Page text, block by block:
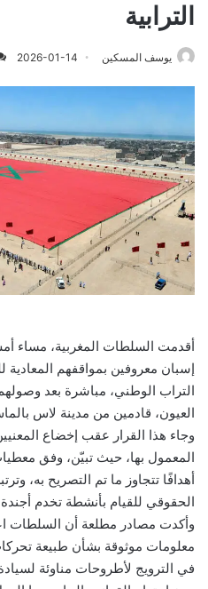
الترابية
يوسف المسكين 2026-01-14
أقدمت السلطات المغربية، مساء
إسبان معروفين بمواقفهم المعادية
التراب الوطني، مباشرة بعد
العيون، قادمين من مدينة لاس
وجاء هذا القرار عقب إخضاع
المعمول بها، حيث تبيّن، وفق
أهدافًا تتجاوز ما تم التصريح به،
الحقوقي للقيام بأنشطة تخدم أجندة
وأكدت مصادر مطلعة أن السلطات
معلومات موثوقة بشأن طبيعة
في الترويج لأطروحات مناوئة